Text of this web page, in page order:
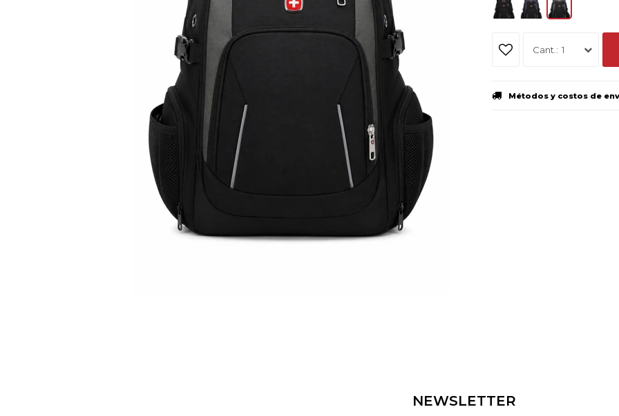
1
Métodos y costos de
NEWSLETTER